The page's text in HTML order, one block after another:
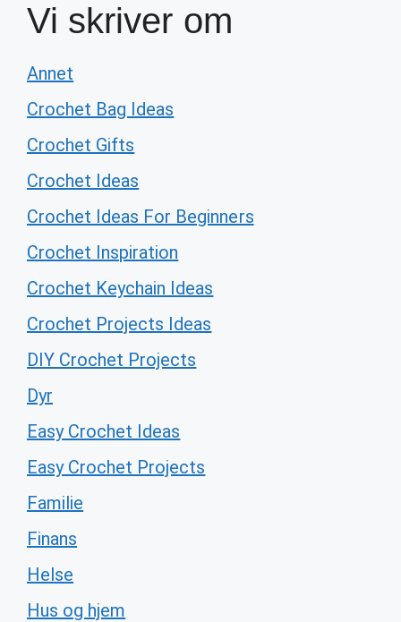
Vi skriver om
Annet
Crochet Bag Ideas
Crochet Gifts
Crochet Ideas
Crochet Ideas For Beginners
Crochet Inspiration
Crochet Keychain Ideas
Crochet Projects Ideas
DIY Crochet Projects
Dyr
Easy Crochet Ideas
Easy Crochet Projects
Familie
Finans
Helse
Hus og hjem